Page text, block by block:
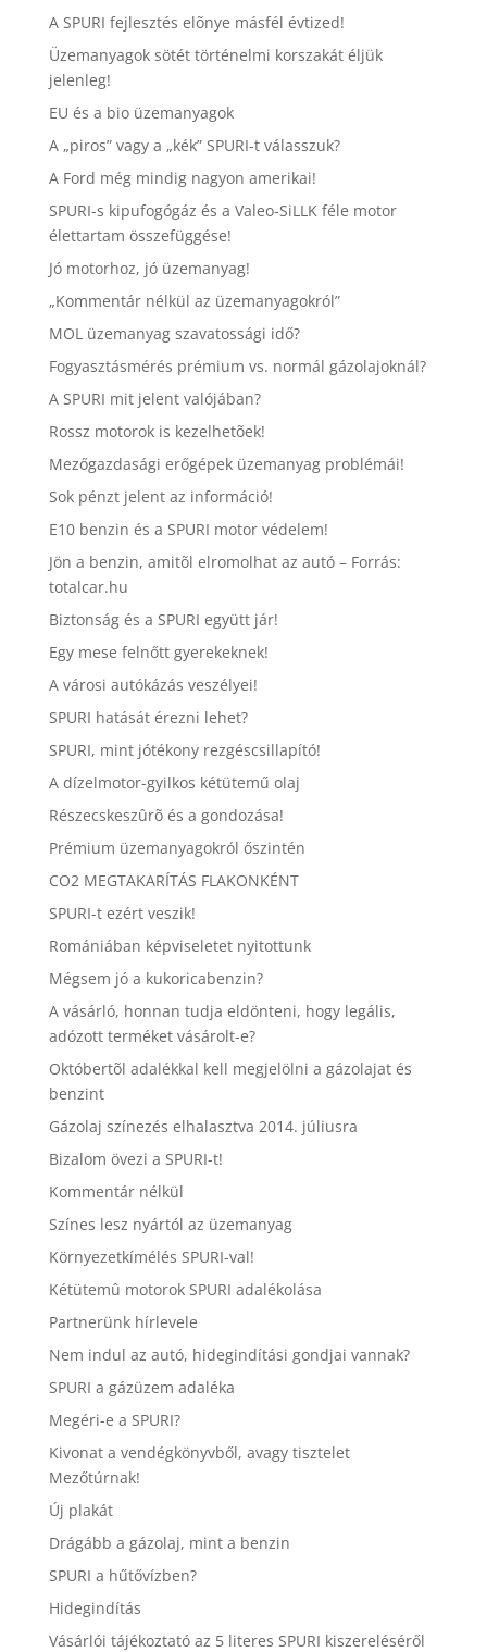
A SPURI fejlesztés elõnye másfél évtized!
Üzemanyagok sötét történelmi korszakát éljük
jelenleg!
EU és a bio üzemanyagok
A „piros” vagy a „kék” SPURI-t válasszuk?
A Ford még mindig nagyon amerikai!
SPURI-s kipufogógáz és a Valeo-SiLLK féle motor
élettartam összefüggése!
Jó motorhoz, jó üzemanyag!
„Kommentár nélkül az üzemanyagokról”
MOL üzemanyag szavatossági idő?
Fogyasztásmérés prémium vs. normál gázolajoknál?
A SPURI mit jelent valójában?
Rossz motorok is kezelhetõek!
Mezőgazdasági erőgépek üzemanyag problémái!
Sok pénzt jelent az információ!
E10 benzin és a SPURI motor védelem!
Jön a benzin, amitõl elromolhat az autó – Forrás:
totalcar.hu
Biztonság és a SPURI együtt jár!
Egy mese felnőtt gyerekeknek!
A városi autókázás veszélyei!
SPURI hatását érezni lehet?
SPURI, mint jótékony rezgéscsillapító!
A dízelmotor-gyilkos kétütemű olaj
Részecskeszûrõ és a gondozása!
Prémium üzemanyagokról őszintén
CO2 MEGTAKARÍTÁS FLAKONKÉNT
SPURI-t ezért veszik!
Romániában képviseletet nyitottunk
Mégsem jó a kukoricabenzin?
A vásárló, honnan tudja eldönteni, hogy legális,
adózott terméket vásárolt-e?
Októbertõl adalékkal kell megjelölni a gázolajat és
benzint
Gázolaj színezés elhalasztva 2014. júliusra
Bizalom övezi a SPURI-t!
Kommentár nélkül
Színes lesz nyártól az üzemanyag
Környezetkímélés SPURI-val!
Kétütemû motorok SPURI adalékolása
Partnerünk hírlevele
Nem indul az autó, hidegindítási gondjai vannak?
SPURI a gázüzem adaléka
Megéri-e a SPURI?
Kivonat a vendégkönyvből, avagy tisztelet
Mezőtúrnak!
Új plakát
Drágább a gázolaj, mint a benzin
SPURI a hűtővízben?
Hidegindítás
Vásárlói tájékoztató az 5 literes SPURI kiszereléséről